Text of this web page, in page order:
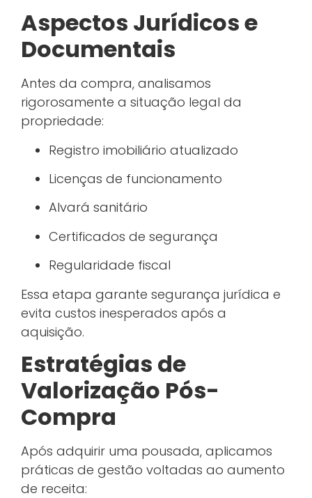
Aspectos Jurídicos e
Documentais
Antes da compra, analisamos
rigorosamente a situação legal da
propriedade:
Registro imobiliário atualizado
Licenças de funcionamento
Alvará sanitário
Certificados de segurança
Regularidade fiscal
Essa etapa garante segurança jurídica e
evita custos inesperados após a
aquisição.
Estratégias de
Valorização Pós-
Compra
Após adquirir uma pousada, aplicamos
práticas de gestão voltadas ao aumento
de receita: